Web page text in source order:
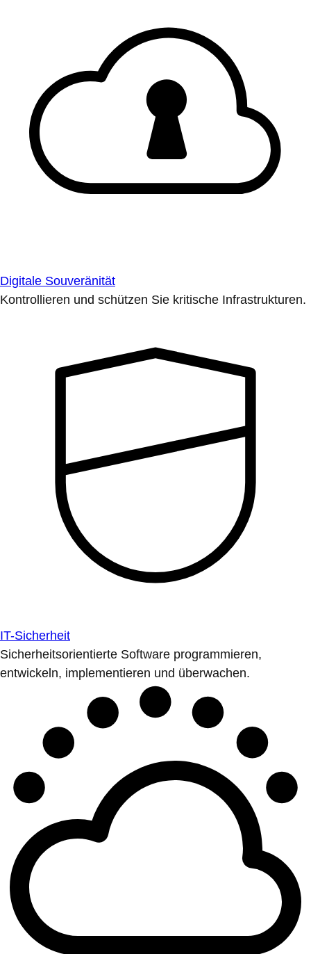
Digitale Souveränität
Kontrollieren und schützen Sie kritische Infrastrukturen.
IT-Sicherheit
Sicherheitsorientierte Software programmieren,
entwickeln, implementieren und überwachen.